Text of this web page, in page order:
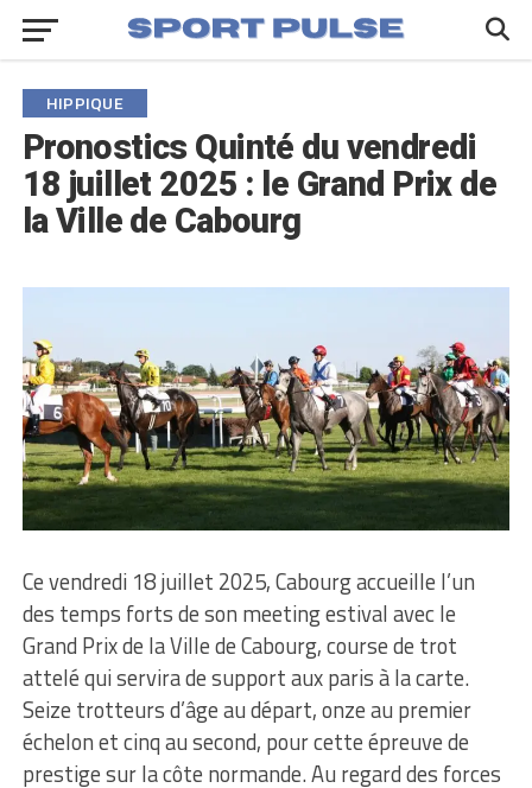
HIPPIQUE
Pronostics Quinté du vendredi
18 juillet 2025 : le Grand Prix de
la Ville de Cabourg
Ce vendredi 18 juillet 2025, Cabourg accueille l’un
des temps forts de son meeting estival avec le
Grand Prix de la Ville de Cabourg, course de trot
attelé qui servira de support aux paris à la carte.
Seize trotteurs d’âge au départ, onze au premier
échelon et cinq au second, pour cette épreuve de
prestige sur la côte normande. Au regard des forces